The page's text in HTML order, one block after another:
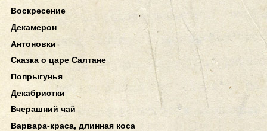
Воскресение
Декамерон
Антоновки
Сказка о царе Салтане
Попрыгунья
Декабристки
Вчерашний чай
Варвара-краса, длинная коса